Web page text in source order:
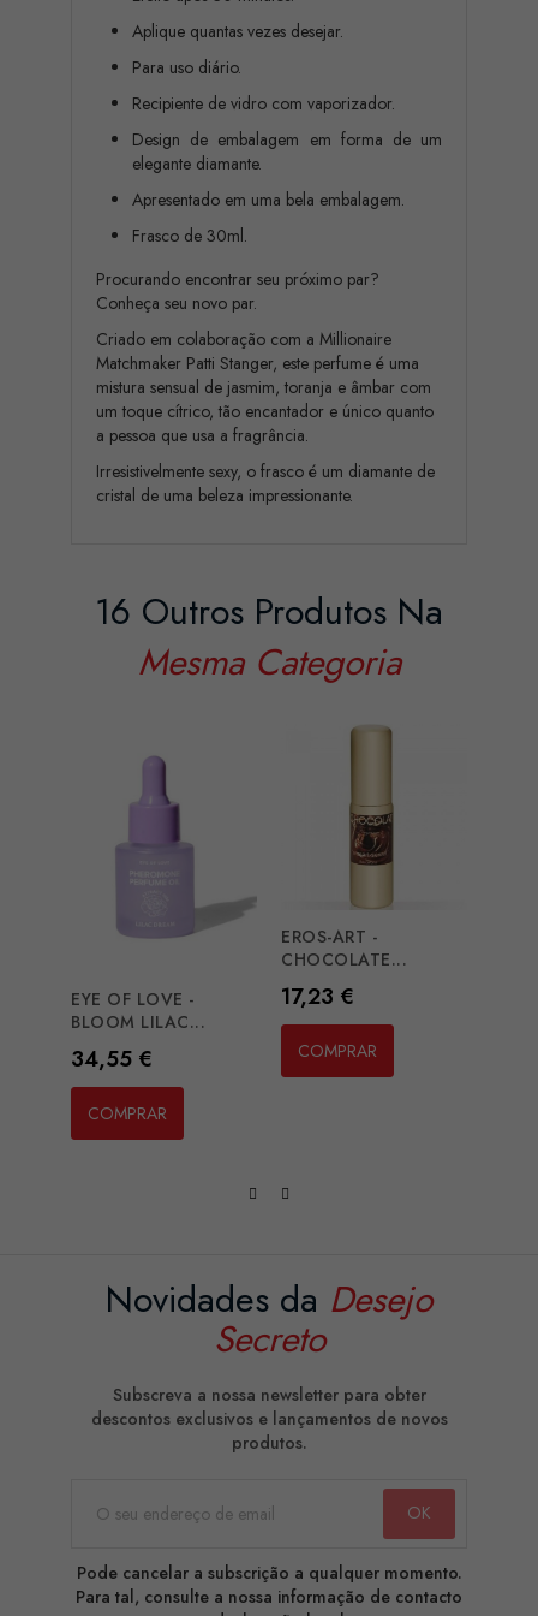
Aplique quantas vezes desejar.
Para uso diário.
Recipiente de vidro com vaporizador.
Design de embalagem em forma de um
elegante diamante.
Apresentado em uma bela embalagem.
Frasco de 30ml.
Procurando encontrar seu próximo par?
Conheça seu novo par.
Criado em colaboração com a Millionaire
Matchmaker Patti Stanger, este perfume é uma
mistura sensual de jasmim, toranja e âmbar com
um toque cítrico, tão encantador e único quanto
a pessoa que usa a fragrância.
Irresistivelmente sexy, o frasco é um diamante de
cristal de uma beleza impressionante.
16 Outros Produtos Na
Mesma Categoria
EYE OF LOVE -
BLOOM LILAC...
Preço
34,55 €
COMPRAR
EROS-ART -
CHOCOLATE...
Preço
17,23 €
COMPRAR
Novidades da Desejo
Secreto
Subscreva a nossa newsletter para obter
descontos exclusivos e lançamentos de novos
produtos.
Pode cancelar a subscrição a qualquer momento.
Para tal, consulte a nossa informação de contacto